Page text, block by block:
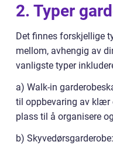
2. Typer
Det finnes forskjellige
mellom, avhengig av
vanligste typer
a) Walk-in
til oppbevaring av klær
plass til å organisere
b)